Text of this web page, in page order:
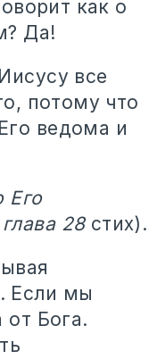
как о
Да!
все
потому что
ведома и
Его
28стих).
Если мы
Бога.